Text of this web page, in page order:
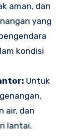
aman, dan
yang
kondisi
Untuk
air, dan
lantai.